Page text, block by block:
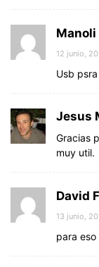
Manoli
12 junio,
Usb
Jesus
Gracias
muy util.
David
13 junio,
para